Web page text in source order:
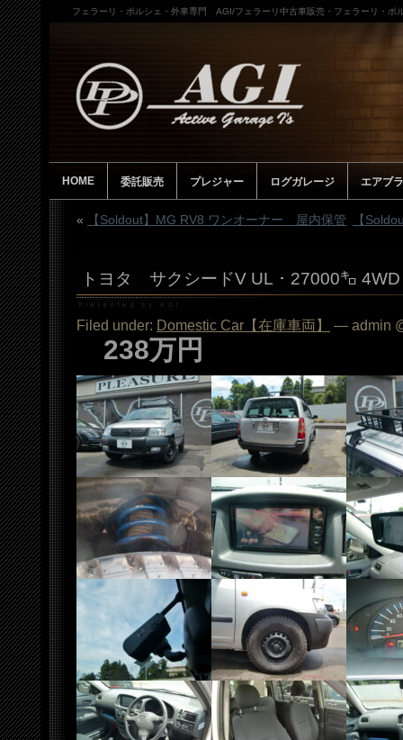
フェラーリ・ポルシェ・外車専門 AGI/フェラーリ中古車販売・フェラーリ・ポ
HOME 委託販売 プレジャー ログガレージ エアブ
« 【Soldout】MG RV8 ワンオーナー 屋内保管 【
トヨタ サクシードV UL・27000㌔
Filed under: Domestic Car【在庫車両】 — admin
238万円